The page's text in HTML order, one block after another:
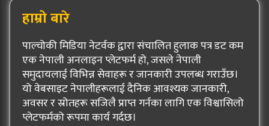
हाम्रो बारे
पाल्चोकी मिडिया नेटर्वक द्वारा संचालित हुलाक पत्र डट कम
एक नेपाली अनलाइन प्लेटफर्म हो, जसले नेपाली
समुदायलाई विभिन्न सेवाहरू र जानकारी उपलब्ध गराउँछ।
यो वेबसाइट नेपालीहरूलाई दैनिक आवश्यक जानकारी,
अवसर र स्रोतहरू सजिलै प्राप्त गर्नका लागि एक विश्वासिलो
प्लेटफर्मको रूपमा कार्य गर्दछ।